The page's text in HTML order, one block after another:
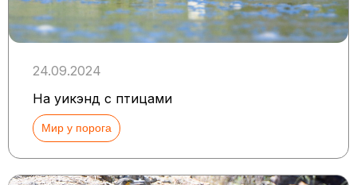
24.09.2024
На уикэнд с птицами
Мир у порога